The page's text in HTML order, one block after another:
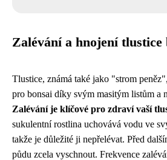
Zalévání a hnojení tlustice
Tlustice, známá také jako "strom
pro bonsai díky svým masitým listům a
Zalévání je klíčové pro zdraví vaší
sukulentní rostlina uchovává vodu ve
takže je důležité ji nepřelévat. Před
půdu zcela vyschnout. Frekvence